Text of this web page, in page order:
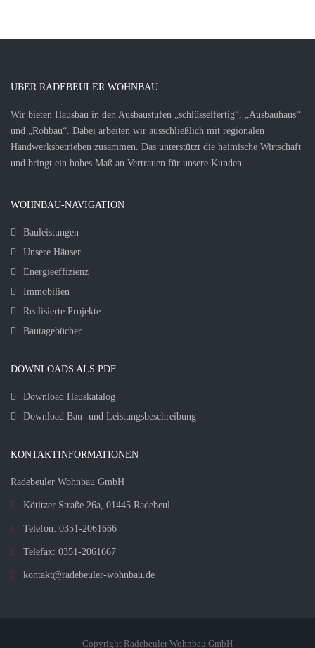
ÜBER RADEBEULER WOHNBAU
Wir bieten Hausbau in den Ausbaustufen „schlüsselfertig“, „Ausbauhaus“
und „Rohbau“. Dabei arbeiten wir ausschließlich mit regionalen
Handwerksbetrieben zusammen. Das unterstützt die heimische Wirtschaft
und bringt ein hohes Maß an Vertrauen für unsere Kunden.
WOHNBAU-NAVIGATION
Bauleistungen
Unsere Häuser
Energieeffizienz
Immobilien
Realisierte Projekte
Bautagebücher
DOWNLOADS ALS PDF
Download Hauskatalog
Download Bau- und Leistungsbeschreibung
KONTAKTINFORMATIONEN
Radebeuler Wohnbau GmbH
Kötitzer Straße 26a, 01445 Radebeul
Telefon: 0351-2061666
Telefax: 0351-2061667
kontakt@radebeuler-wohnbau.de
Copyright Radebeuler Wohnbau GmbH